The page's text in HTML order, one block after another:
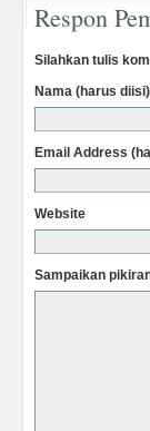
Respon
Silahkan tulis
Nama (harus diisi)
Email Address
Website
Sampaikan